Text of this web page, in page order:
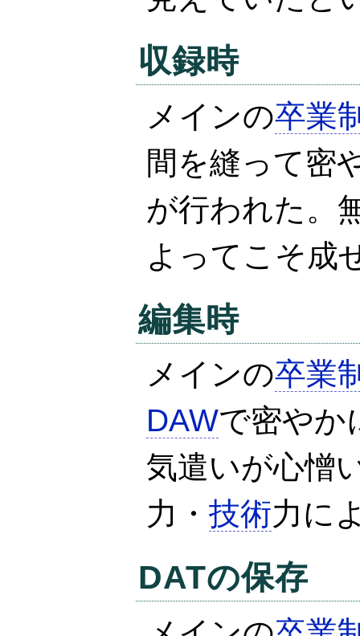
収録時
メインの卒業
間を縫って密
が行われた。
よってこそ成
編集時
メインの卒業
DAWで密やか
気遣いが心憎
力・ 技術力に
DATの保存